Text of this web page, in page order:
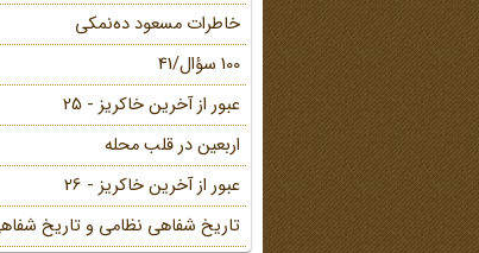
خاطرات مسعود ده‌نمکی
100 سؤال/41
عبور از آخرین خاکریز - 25
اربعین در قلب محله
عبور از آخرین خاکریز - 26
تاریخ شفاهی نظامی و تاریخ